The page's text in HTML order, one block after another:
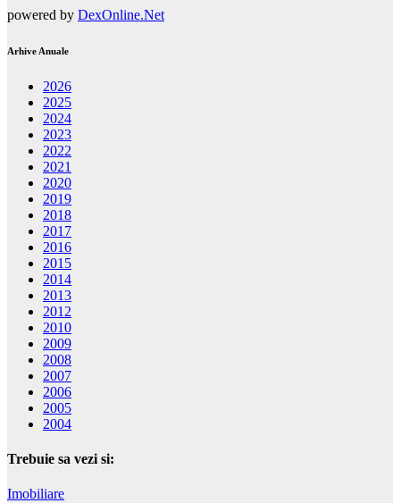
powered by DexOnline.Net
Arhive Anuale
2026
2025
2024
2023
2022
2021
2020
2019
2018
2017
2016
2015
2014
2013
2012
2010
2009
2008
2007
2006
2005
2004
Trebuie sa vezi si:
Imobiliare